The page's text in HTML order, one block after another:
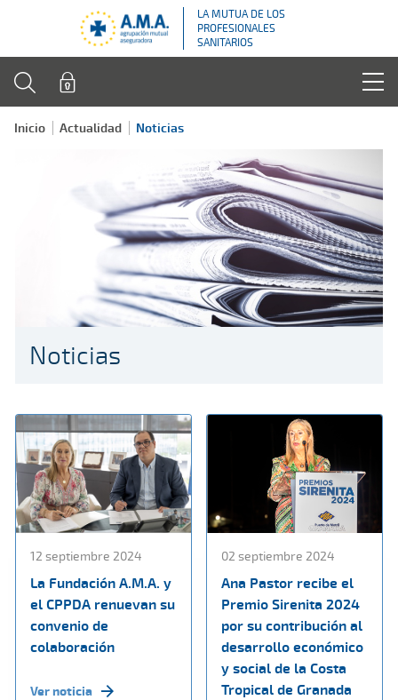
LA MUTUA DE LOS
PROFESIONALES
SANITARIOS
Inicio Actualidad Noticias
Noticias
12 septiembre 2024
La Fundación A.M.A. y
el CPPDA renuevan su
convenio de
colaboración
Ver noticia
02 septiembre 2024
Ana Pastor recibe el
Premio Sirenita 2024
por su contribución al
desarrollo económico
y social de la Costa
Tropical de Granada